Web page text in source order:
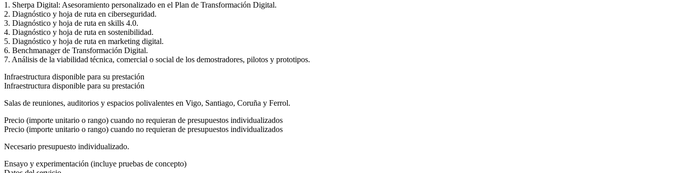
1. Sherpa Digital: Asesoramiento personalizado en el Plan de Transformación Digital.
2. Diagnóstico y hoja de ruta en ciberseguridad.
3. Diagnóstico y hoja de ruta en skills 4.0.
4. Diagnóstico y hoja de ruta en sostenibilidad.
5. Diagnóstico y hoja de ruta en marketing digital.
6. Benchmanager de Transformación Digital.
7. Análisis de la viabilidad técnica, comercial o social de los demostradores, pilotos y prototipos.
Infraestructura disponible para su prestación
Infraestructura disponible para su prestación
Salas de reuniones, auditorios y espacios polivalentes en Vigo, Santiago, Coruña y Ferrol.
Precio (importe unitario o rango) cuando no requieran de presupuestos individualizados
Precio (importe unitario o rango) cuando no requieran de presupuestos individualizados
Necesario presupuesto individualizado.
Ensayo y experimentación (incluye pruebas de concepto)